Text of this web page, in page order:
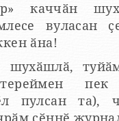
каччӑн
вуласан
ӑна!
шухӑшлӑ,
пек
пулсан та),
сӗннӗ